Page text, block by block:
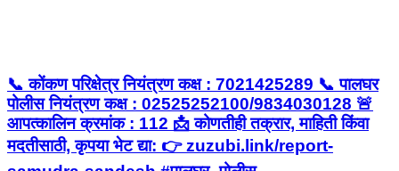
📞 कोंकण परिक्षेत्र नियंत्रण कक्ष : 7021425289 📞 पालघर
पोलीस नियंत्रण कक्ष : 02525252100/9834030128 🚨
आपत्कालिन क्रमांक : 112 📩 कोणतीही तक्रार, माहिती किंवा
मदतीसाठी, कृपया भेट द्या: 👉 zuzubi.link/report-